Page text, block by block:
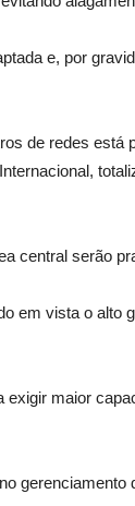
e, por
de redes
central serão
em vista o alto
maior